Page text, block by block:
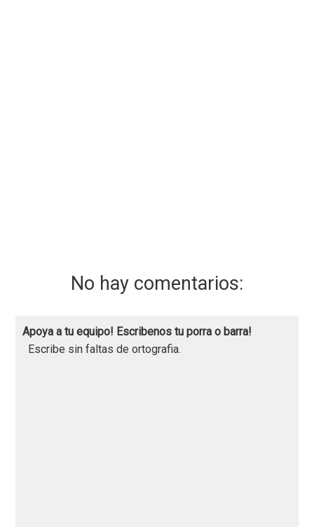
No hay comentarios:
Apoya a tu equipo! Escribenos tu porra o barra!
Escribe sin faltas de ortografia.